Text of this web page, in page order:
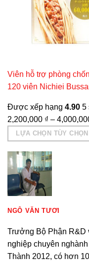
Viên hỗ trợ phòng
120 viên Nichiei
Được xếp hạng 4.905
2,200,000 ₫ –
LỰA CHỌN TÙY CHỌN
phẩm
này
có
nhiều
biến
Các
tùy
chọn
NGÔ VĂN TƯƠI
Trưởng Bộ Phận R&D
nghiệp chuyên
Thành 2012, có hơn